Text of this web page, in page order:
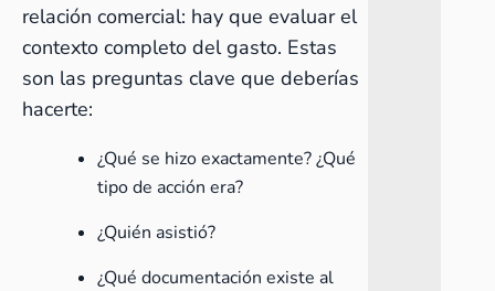
relación comercial: hay que evaluar el
contexto completo del gasto. Estas
son las preguntas clave que deberías
hacerte:
¿Qué se hizo exactamente? ¿Qué
tipo de acción era?
¿Quién asistió?
¿Qué documentación existe al